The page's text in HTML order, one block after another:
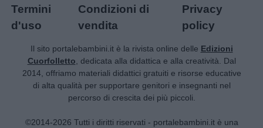
Termini
d'uso
Condizioni di
vendita
Privacy
policy
Il sito portalebambini.it è la rivista online delle Edizioni
Cuorfolletto , dedicata alla didattica e alla creatività. Dal
2014, offriamo materiali didattici gratuiti e risorse educative
di alta qualità per supportare genitori e insegnanti nel
percorso di crescita dei più piccoli.
©2014-2026 Tutti i diritti riservati - portalebambini.it è una